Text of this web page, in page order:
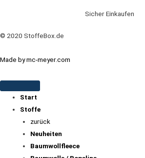
Sicher Einkaufen
© 2020 StoffeBox.de
Made by mc-meyer.com
Start
Stoffe
zurück
Neuheiten
Baumwollfleece